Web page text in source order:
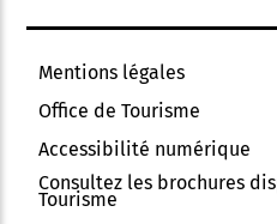
Mentions légales
Office de Tourisme
Accessibilité numérique
Consultez les brochures
Tourisme